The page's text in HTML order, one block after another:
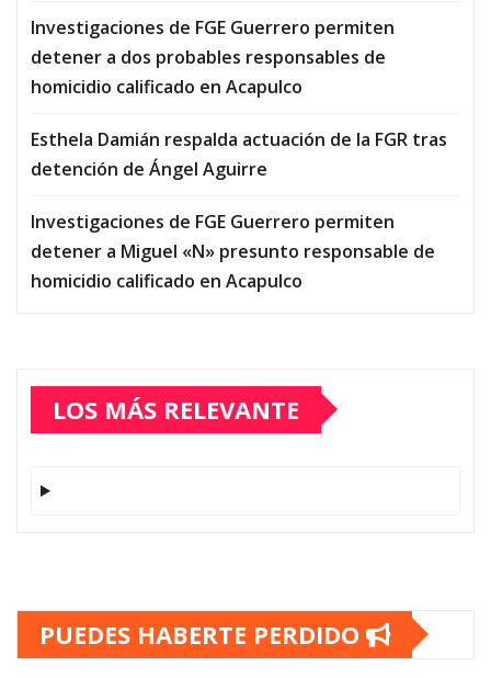
Investigaciones de FGE Guerrero permiten
detener a dos probables responsables de
homicidio calificado en Acapulco
Esthela Damián respalda actuación de la FGR tras
detención de Ángel Aguirre
Investigaciones de FGE Guerrero permiten
detener a Miguel «N» presunto responsable de
homicidio calificado en Acapulco
LOS MÁS RELEVANTE
PUEDES HABERTE PERDIDO